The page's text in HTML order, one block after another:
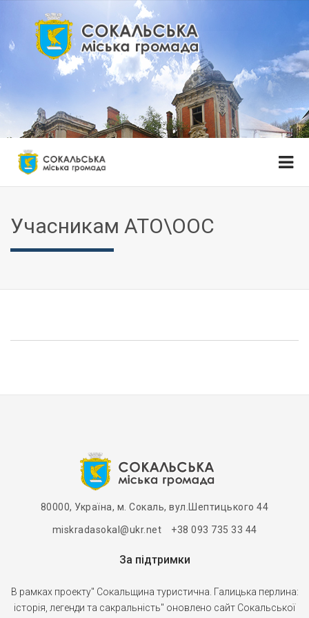
Учасникам АТО\ООС
80000, Україна, м. Сокаль, вул.Шептицького 44
miskradasokal@ukr.net +38 093 735 33 44
За підтримки
В рамках проекту" Сокальщина туристична. Галицька перлина:
історія, легенди та сакральність" оновлено сайт Сокальської